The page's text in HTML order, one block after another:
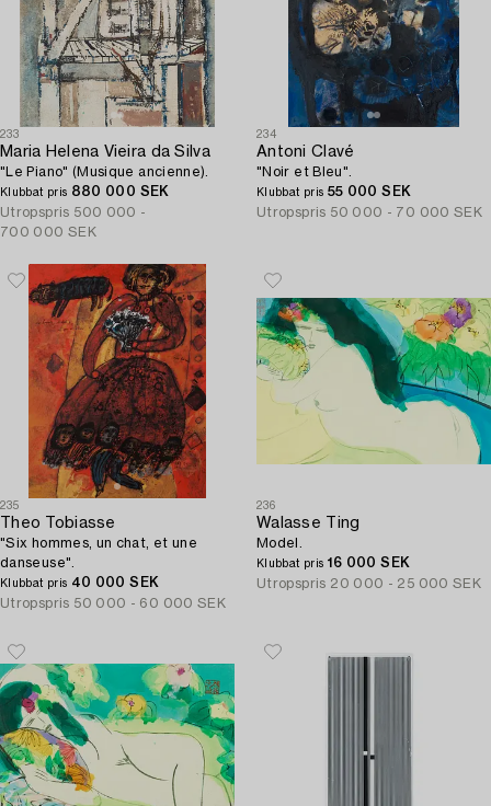
233
Maria Helena Vieira da Silva
"Le Piano" (Musique ancienne).
Klubbat pris 880 000 SEK
Utropspris 500 000 -
700 000 SEK
234
Antoni Clavé
"Noir et Bleu".
Klubbat pris 55 000 SEK
Utropspris 50 000 - 70 000 SEK
235
Theo Tobiasse
"Six hommes, un chat, et une
danseuse".
Klubbat pris 40 000 SEK
Utropspris 50 000 - 60 000 SEK
236
Walasse Ting
Model.
Klubbat pris 16 000 SEK
Utropspris 20 000 - 25 000 SEK